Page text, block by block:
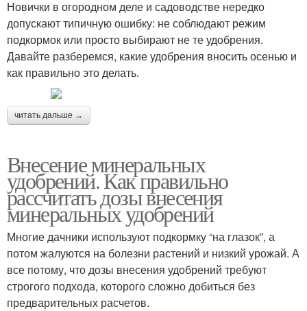
Новички в огородном деле и садоводстве нередко
допускают типичную ошибку: не соблюдают режим
подкормок или просто выбирают не те удобрения.
Давайте разберемся, какие удобрения вносить осенью и
как правильно это делать.
читать дальше →
Внесение минеральных
удобрений. Как правильно
рассчитать дозы внесения
минеральных удобрений
Многие дачники используют подкормку “на глазок”, а
потом жалуются на болезни растений и низкий урожай. А
все потому, что дозы внесения удобрений требуют
строгого подхода, которого сложно добиться без
предварительных расчетов.